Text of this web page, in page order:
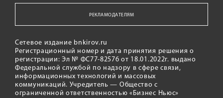
РЕКЛАМОДАТЕЛЯМ
Сетевое издание bnkirov.ru
Регистрационный номер и дата принятия решения о
регистрации: Эл № ФС77-82576 от 18.01.2022г. выдано
Федеральной службой по надзору в сфере связи,
информационных технологий и массовых
коммуникаций. Учредитель — Общество с
ограниченной ответственностью «Бизнес Ньюс»